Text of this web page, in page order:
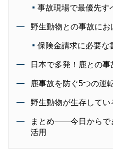
事故現場で最優先す
野生動物との事故にお
保険金請求に必要な
日本で多発！鹿との
鹿事故を防ぐ5つの運
野生動物が生存して
まとめ――今日からで
活用